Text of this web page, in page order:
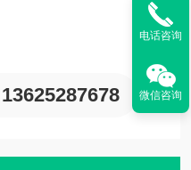
，三次元，三次元，光泽度
丰二次元，日本三丰三次元三
13625287678
电话咨询
微信咨询